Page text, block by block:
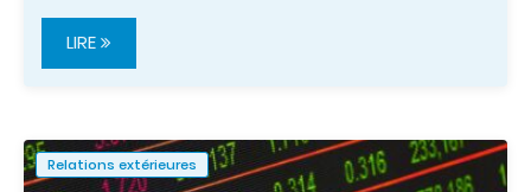
LIRE
Relations extérieures